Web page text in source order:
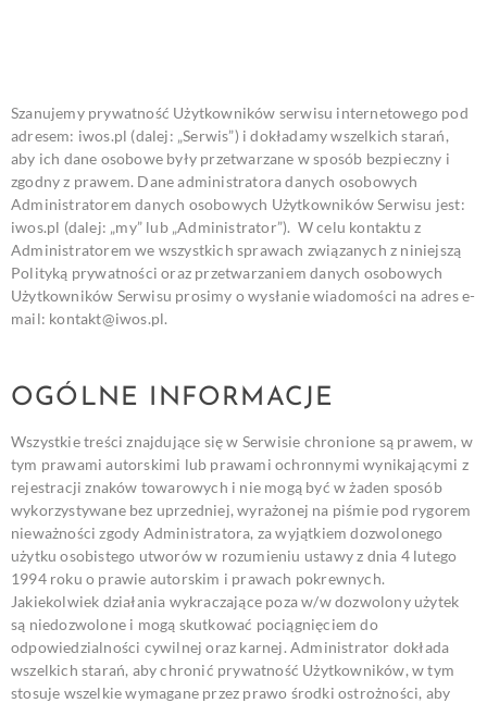
Szanujemy prywatność Użytkowników serwisu internetowego pod
adresem: iwos.pl (dalej: „Serwis”) i dokładamy wszelkich starań,
aby ich dane osobowe były przetwarzane w sposób bezpieczny i
zgodny z prawem. Dane administratora danych osobowych
Administratorem danych osobowych Użytkowników Serwisu jest:
iwos.pl (dalej: „my” lub „Administrator”). W celu kontaktu z
Administratorem we wszystkich sprawach związanych z niniejszą
Polityką prywatności oraz przetwarzaniem danych osobowych
Użytkowników Serwisu prosimy o wysłanie wiadomości na adres e-
mail: kontakt@iwos.pl.
OGÓLNE INFORMACJE
Wszystkie treści znajdujące się w Serwisie chronione są prawem, w
tym prawami autorskimi lub prawami ochronnymi wynikającymi z
rejestracji znaków towarowych i nie mogą być w żaden sposób
wykorzystywane bez uprzedniej, wyrażonej na piśmie pod rygorem
nieważności zgody Administratora, za wyjątkiem dozwolonego
użytku osobistego utworów w rozumieniu ustawy z dnia 4 lutego
1994 roku o prawie autorskim i prawach pokrewnych.
Jakiekolwiek działania wykraczające poza w/w dozwolony użytek
są niedozwolone i mogą skutkować pociągnięciem do
odpowiedzialności cywilnej oraz karnej. Administrator dokłada
wszelkich starań, aby chronić prywatność Użytkowników, w tym
stosuje wszelkie wymagane przez prawo środki ostrożności, aby